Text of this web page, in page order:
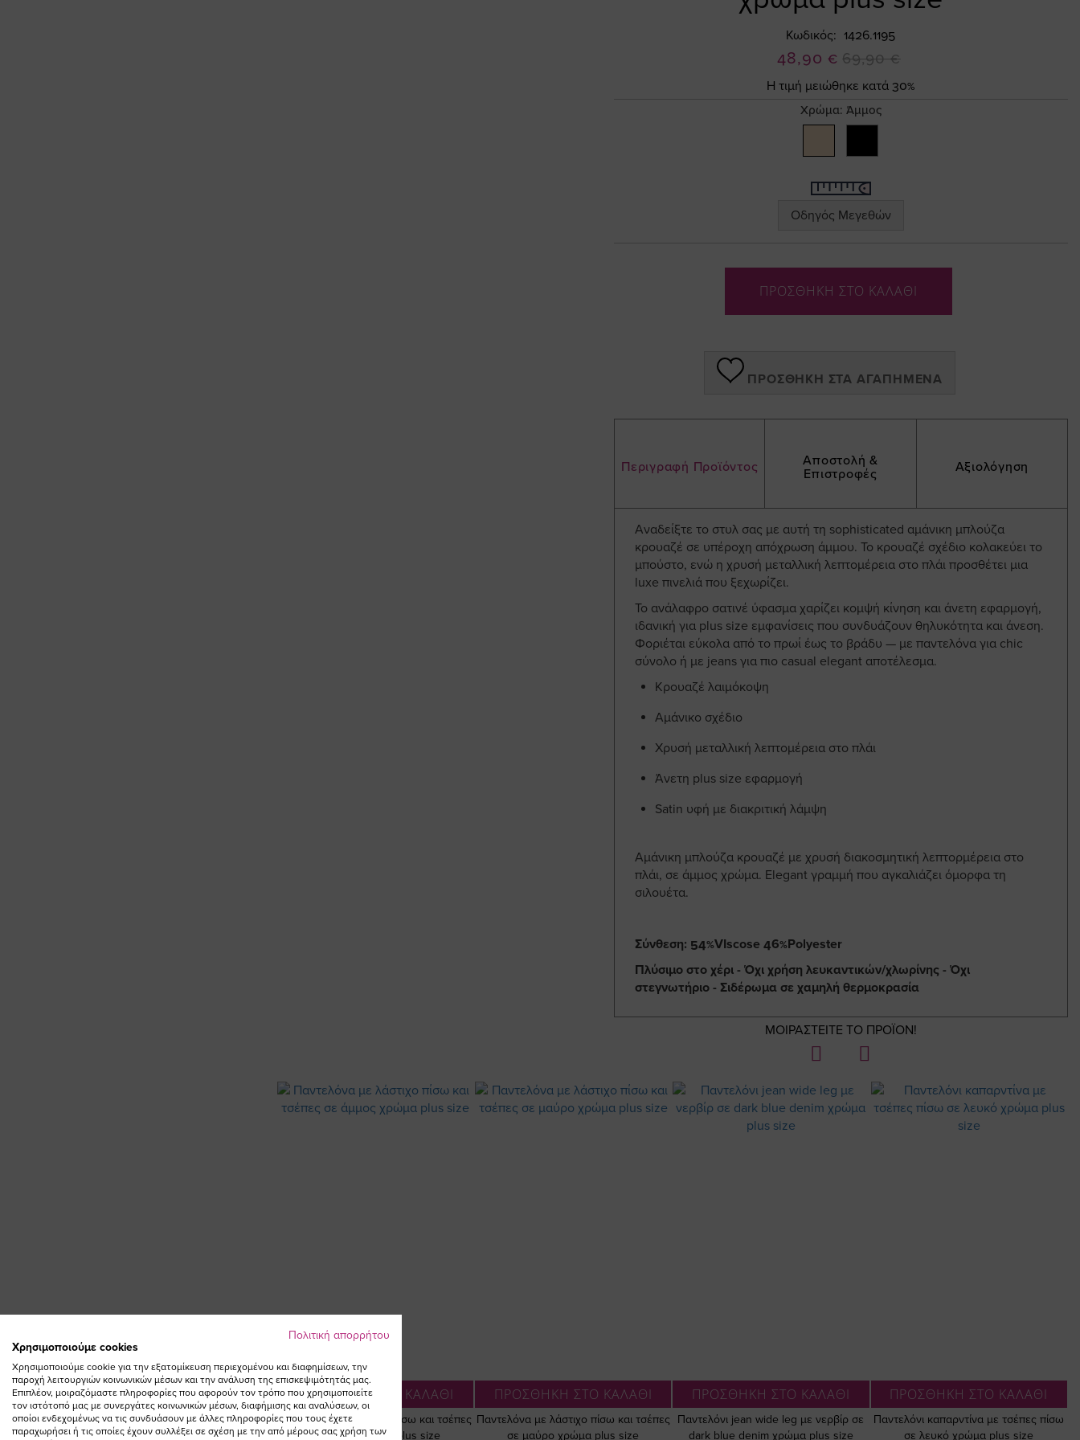
Κωδικός 1426.1195
Ειδική
Τιμή
48,90 € 69,90 €
Η τιμή μειώθηκε κατά 30%
Χρώμα: Άμμος
Οδηγός Μεγεθών
ΠΡΟΣΘΗΚΗ ΣΤΟ ΚΑΛΑΘΙ
ΠΡΟΣΘΉΚΗ ΣΤΑ ΑΓΑΠΗΜΈΝΑ
Περιγραφή Προϊόντος
Αποστολή &
Επιστροφές
Αξιολόγηση
Αναδείξτε το στυλ σας με αυτή τη sophisticated αμάνικη μπλούζα
κρουαζέ σε υπέροχη απόχρωση άμμου. Το κρουαζέ σχέδιο κολακεύει το
μπούστο, ενώ η χρυσή μεταλλική λεπτομέρεια στο πλάι προσθέτει μια
luxe πινελιά που ξεχωρίζει.
Το ανάλαφρο σατινέ ύφασμα χαρίζει κομψή κίνηση και άνετη εφαρμογή,
ιδανική για plus size εμφανίσεις που συνδυάζουν θηλυκότητα και άνεση.
Φοριέται εύκολα από το πρωί έως το βράδυ — με παντελόνα για chic
σύνολο ή με jeans για πιο casual elegant αποτέλεσμα.
Κρουαζέ λαιμόκοψη
Αμάνικο σχέδιο
Χρυσή μεταλλική λεπτομέρεια στο πλάι
Άνετη plus size εφαρμογή
Satin υφή με διακριτική λάμψη
Αμάνικη μπλούζα κρουαζέ με χρυσή διακοσμητική λεπτορμέρεια στο
πλάι, σε άμμος χρώμα. Elegant γραμμή που αγκαλιάζει όμορφα τη
σιλουέτα.
Σύνθεση: 54%VIscose 46%Polyester
Πλύσιμο στο χέρι - Όχι χρήση λευκαντικών/χλωρίνης - Όχι
στεγνωτήριο - Σιδέρωμα σε χαμηλή θερμοκρασία
ΜΟΙΡΑΣΤΕΙΤΕ ΤΟ ΠΡΟΪΟΝ!
ΠΡΟΣΘΗΚΗ ΣΤΟ ΚΑΛΑΘΙ
Παντελόνα με λάστιχο πίσω και τσέπες
σε άμμος χρώμα plus size
ΠΡΟΣΘΗΚΗ ΣΤΟ ΚΑΛΑΘΙ
Παντελόνα με λάστιχο πίσω και τσέπες
σε μαύρο χρώμα plus size
ΠΡΟΣΘΗΚΗ ΣΤΟ ΚΑΛΑΘΙ
Παντελόνι jean wide leg με νερβίρ σε
dark blue denim χρώμα plus size
ΠΡΟΣΘΗΚΗ ΣΤΟ ΚΑΛΑΘΙ
Παντελόνι καπαρντίνα με τσέπες πίσω
σε λευκό χρώμα plus size
Πολιτική απορρήτου
Χρησιμοποιούμε cookies
Χρησιμοποιούμε cookie για την εξατομίκευση περιεχομένου και διαφημίσεων, την
παροχή λειτουργιών κοινωνικών μέσων και την ανάλυση της επισκεψιμότητάς μας.
Επιπλέον, μοιραζόμαστε πληροφορίες που αφορούν τον τρόπο που χρησιμοποιείτε
τον ιστότοπό μας με συνεργάτες κοινωνικών μέσων, διαφήμισης και αναλύσεων, οι
οποίοι ενδεχομένως να τις συνδυάσουν με άλλες πληροφορίες που τους έχετε
παραχωρήσει ή τις οποίες έχουν συλλέξει σε σχέση με την από μέρους σας χρήση των